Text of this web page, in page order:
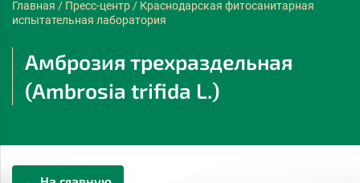
Главная / Пресс-центр / Краснодарская фитосанитарная
испытательная лаборатория
Амброзия трехраздельная
(Ambrosia trifida L.)